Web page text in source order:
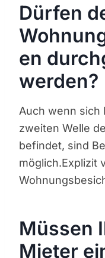
Dürfen
en
werden?
Auch wenn sich
zweiten Welle
befindet, sind
möglich.Explizit
Müssen
Mieter